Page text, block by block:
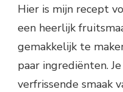
Hier is mijn recept
een heerlijk
gemakkelijk te
paar ingrediënten.
verfrissende smaak